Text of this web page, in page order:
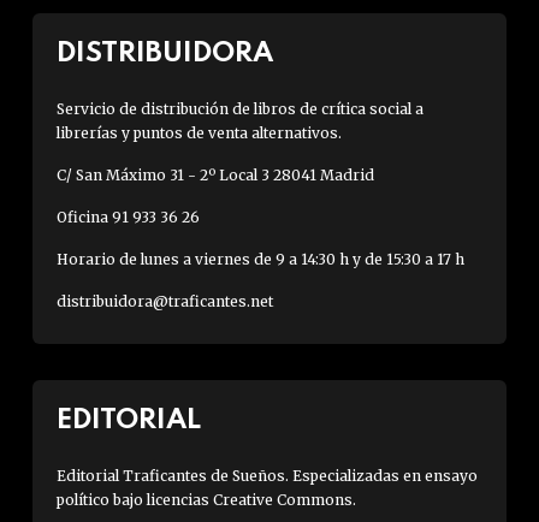
DISTRIBUIDORA
Servicio de distribución de libros de crítica social a
librerías y puntos de venta alternativos.
C/ San Máximo 31 - 2º Local 3 28041 Madrid
Oficina 91 933 36 26
Horario de lunes a viernes de 9 a 14:30 h y de 15:30 a 17 h
distribuidora@traficantes.net
EDITORIAL
Editorial Traficantes de Sueños. Especializadas en ensayo
político bajo licencias Creative Commons.